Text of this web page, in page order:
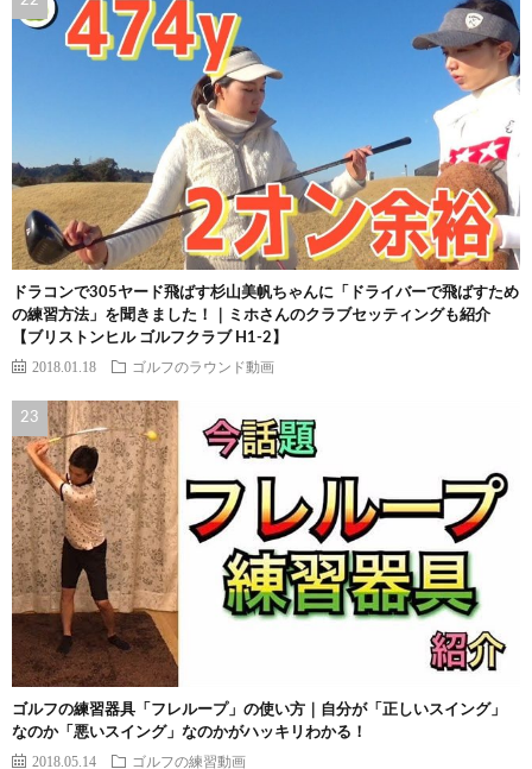
ドラコンで305ヤード飛ばす杉山美帆ちゃんに「ドライバーで飛ばすため
の練習方法」を聞きました！｜ミホさんのクラブセッティングも紹介
【ブリストンヒル ゴルフクラブ H1-2】
2018.01.18 ゴルフのラウンド動画
ゴルフの練習器具「フレループ」の使い方｜自分が「正しいスイング」
なのか「悪いスイング」なのかがハッキリわかる！
2018.05.14 ゴルフの練習動画